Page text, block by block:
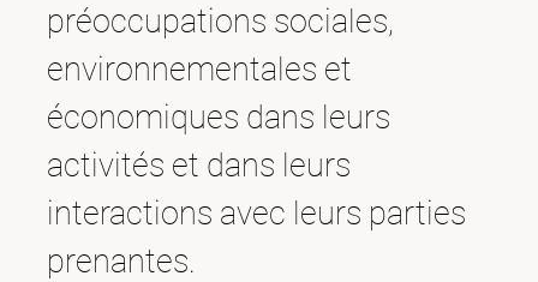
préoccupations sociales,
environnementales et
économiques dans leurs
activités et dans leurs
interactions avec leurs parties
prenantes.